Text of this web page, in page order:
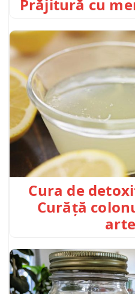
Prăjitură cu
Cura de
Curăță